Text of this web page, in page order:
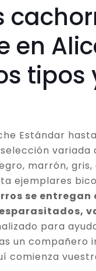
en
tipos
Estándar
variada
marrón,
ejemplares
se entregan
para
un compañero
comienza